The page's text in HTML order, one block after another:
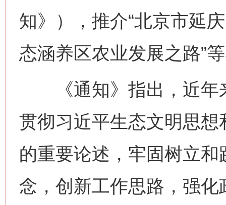
知》），推介“北京市延
态涵养区农业发展之路”
《通知》指出，近年
贯彻习近平生态文明思想
的重要论述，牢固树立
念，创新工作思路，强